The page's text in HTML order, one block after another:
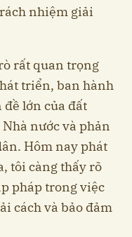
nhiệm giải
rất quan trọng
triển, ban hành
lớn của đất
nước và phản
Hôm nay phát
tôi càng thấy rõ
pháp trong việc
cách và bảo đảm